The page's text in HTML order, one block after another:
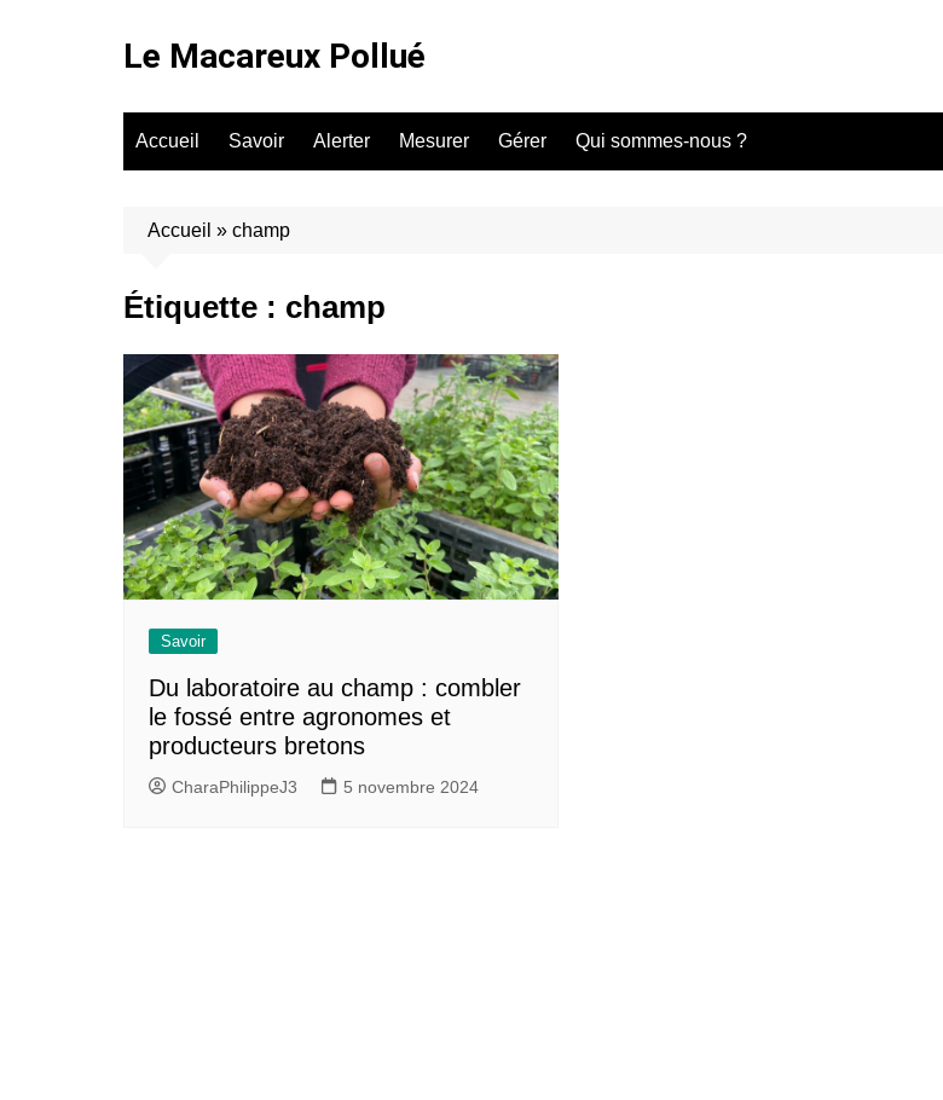
Le Macareux Pollué
Accueil Savoir Alerter Mesurer Gérer Qui sommes-nous ?
Accueil » champ
Étiquette : champ
Savoir
Du laboratoire au champ : combler
le fossé entre agronomes et
producteurs bretons
CharaPhilippeJ3 5 novembre 2024